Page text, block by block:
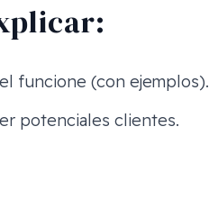
funcione (con ejemplos).
potenciales clientes.